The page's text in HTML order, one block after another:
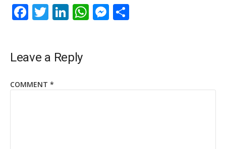
Facebook
Twitter
LinkedIn
WhatsApp
Messenger
Leave a Reply
COMMENT *